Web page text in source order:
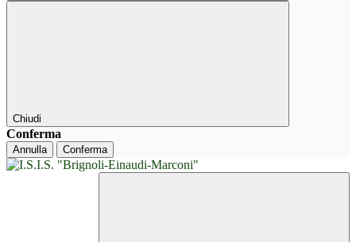
Chiudi
Conferma
Annulla Conferma